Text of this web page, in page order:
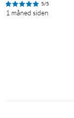
5/5
1 måned siden